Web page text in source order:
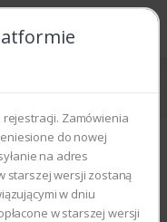
Zamówienia
do nowej
na adres
starszej wersji zostaną
w dniu
w starszej wersji